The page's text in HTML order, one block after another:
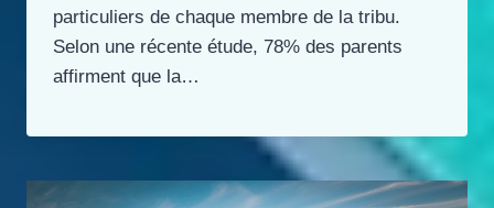
particuliers de chaque membre de la tribu.
Selon une récente étude, 78% des parents
affirment que la…